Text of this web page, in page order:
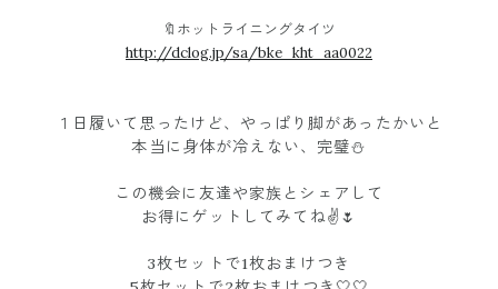
🔖ホットライニングタイツ
http://dclog.jp/sa/bke_kht_aa0022
１日履いて思ったけど、やっぱり脚があったかいと
本当に身体が冷えない、完璧⛄️
この機会に友達や家族とシェアして
お得にゲットしてみてね✌️🌷
3枚セットで1枚おまけつき